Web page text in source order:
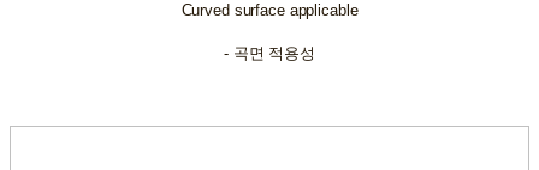
Curved surface applicable
- 곡면 적용성